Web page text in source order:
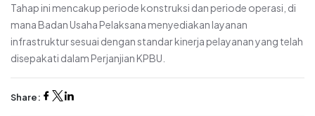
Tahap ini mencakup periode konstruksi dan periode operasi, di
mana Badan Usaha Pelaksana menyediakan layanan
infrastruktur sesuai dengan standar kinerja pelayanan yang telah
disepakati dalam Perjanjian KPBU.
Share: